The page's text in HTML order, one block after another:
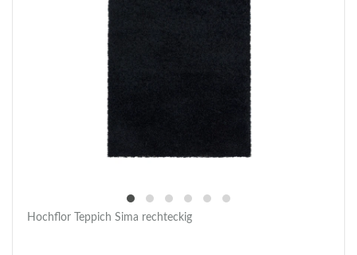
Hochflor Teppich Sima rechteckig